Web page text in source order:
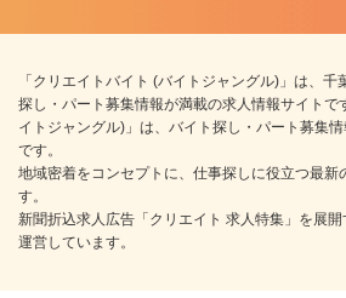
「クリエイトバイト (バイトジャングル)」は、千
探し・パート募集情報が満載の求人情報サイトで
イトジャングル)」は、バイト探し・パート募集
です。
地域密着をコンセプトに、仕事探しに役立つ最新
す。
新聞折込求人広告「クリエイト 求人特集」を展
運営しています。